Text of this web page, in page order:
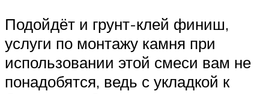
Подойдёт и грунт-клей финиш,
услуги по монтажу камня при
использовании этой смеси вам не
понадобятся, ведь с укладкой к